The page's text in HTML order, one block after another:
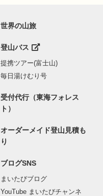
世界の山旅
登山バス
提携ツアー(富士山)
毎日湯けむり号
受付代行（東海フォレス
ト）
オーダーメイド登山見積も
り
ブログSNS
まいたびブログ
YouTube まいたびチャンネ